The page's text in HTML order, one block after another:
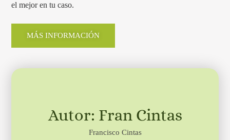
el mejor en tu caso.
MÁS INFORMACIÓN
Autor: Fran Cintas
Francisco Cintas